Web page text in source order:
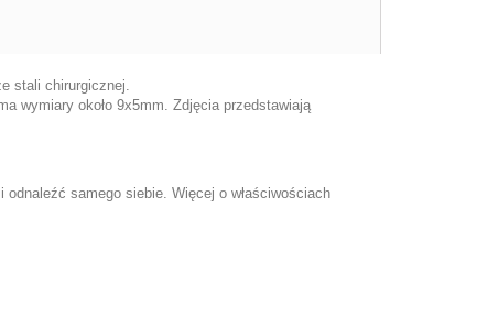
stali chirurgicznej.
wymiary około 9x5mm. Zdjęcia przedstawiają
samego siebie. Więcej o właściwościach